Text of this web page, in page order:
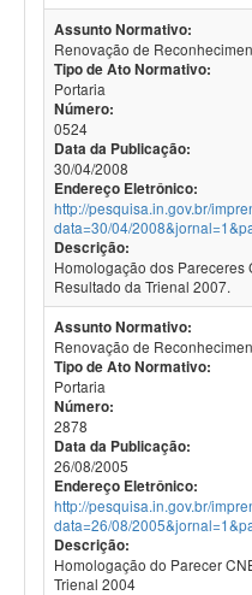
Assunto Normativo:
Renovação de
Tipo de Ato Normativo:
Portaria
Número:
0524
Data da Publicação:
30/04/2008
Endereço Eletrônico:
http://pesquisa.in.gov.br/
data=30/04/
Descrição:
Homologação dos Pareceres
Resultado da Trienal 2007.
Assunto Normativo:
Renovação de
Tipo de Ato Normativo:
Portaria
Número:
2878
Data da Publicação:
26/08/2005
Endereço Eletrônico:
http://pesquisa.in.gov.br/
data=26/08/
Descrição:
Homologação do Parecer
Trienal 2004